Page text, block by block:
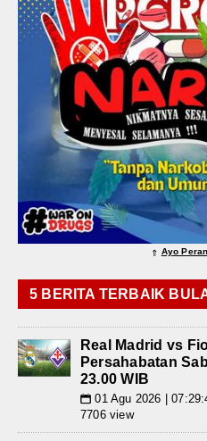
⇑ Ayo
5 BERITA TERBAIK
Real Madrid vs
Persahabatan
23.00 WIB
📅 01 Agu 2026 |
7706 view